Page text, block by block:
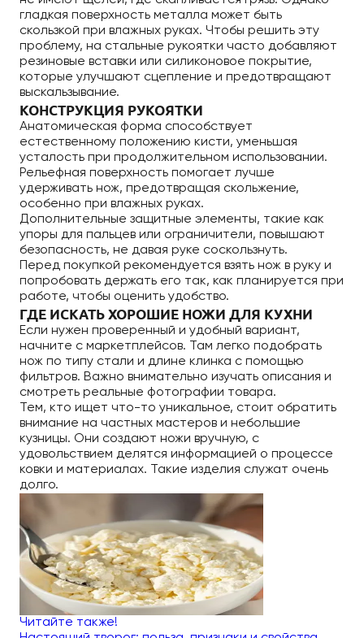
гладкая поверхность металла может быть
скользкой при влажных руках. Чтобы решить эту
проблему, на стальные рукоятки часто добавляют
резиновые вставки или силиконовое покрытие,
которые улучшают сцепление и предотвращают
выскальзывание.
КОНСТРУКЦИЯ РУКОЯТКИ
Анатомическая форма способствует
естественному положению кисти, уменьшая
усталость при продолжительном использовании.
Рельефная поверхность помогает лучше
удерживать нож, предотвращая скольжение,
особенно при влажных руках.
Дополнительные защитные элементы, такие как
упоры для пальцев или ограничители, повышают
безопасность, не давая руке соскользнуть.
Перед покупкой рекомендуется взять нож в руку и
попробовать держать его так, как планируется при
работе, чтобы оценить удобство.
ГДЕ ИСКАТЬ ХОРОШИЕ НОЖИ ДЛЯ КУХНИ
Если нужен проверенный и удобный вариант,
начните с маркетплейсов. Там легко подобрать
нож по типу стали и длине клинка с помощью
фильтров. Важно внимательно изучать описания и
смотреть реальные фотографии товара.
Тем, кто ищет что-то уникальное, стоит обратить
внимание на частных мастеров и небольшие
кузницы. Они создают ножи вручную, с
удовольствием делятся информацией о процессе
ковки и материалах. Такие изделия служат очень
долго.
Читайте также!